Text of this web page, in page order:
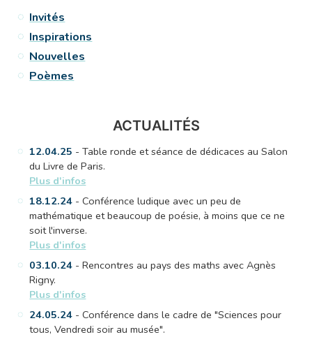
Invités
Inspirations
Nouvelles
Poèmes
ACTUALITÉS
12.04.25 - Table ronde et séance de dédicaces au Salon
du Livre de Paris.
Plus d'infos
18.12.24 - Conférence ludique avec un peu de
mathématique et beaucoup de poésie, à moins que ce ne
soit l'inverse.
Plus d'infos
03.10.24 - Rencontres au pays des maths avec Agnès
Rigny.
Plus d'infos
24.05.24 - Conférence dans le cadre de "Sciences pour
tous, Vendredi soir au musée".